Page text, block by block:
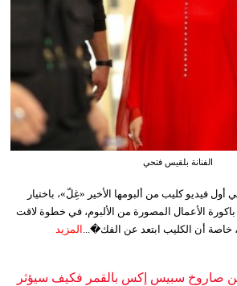
الفنانة بلقيس فتحي
فيديو كليب من ألبومها الأخير «غِلّ»، باختيار
الأعمال المصورة من الألبوم، في خطوة لاقت
خاصة أن الكليب ابتعد عن الفك�... المزيد
صاروخ سبيس إكس بالقمر فكيف سيؤثر